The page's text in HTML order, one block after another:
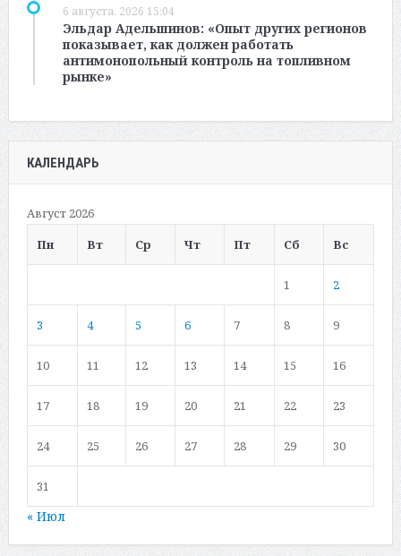
6 августа, 2026 15:04
Эльдар Адельшинов: «Опыт других регионов
показывает, как должен работать
антимонопольный контроль на топливном
рынке»
КАЛЕНДАРЬ
Август 2026
Пн
Вт Ср Чт Пт Сб Вс
1 2
3 4 5 6 7 8 9
10 11 12 13 14 15 16
17 18 19 20 21 22 23
24 25 26 27 28 29 30
31
« Июл